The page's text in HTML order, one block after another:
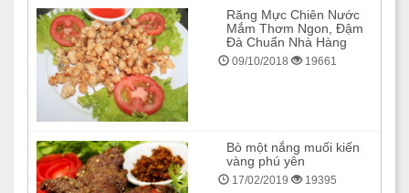
Răng Mực Chiên Nước
Mắm Thơm Ngon, Đậm
Đà Chuẩn Nhà Hàng
09/10/2018 19661
Bò một nắng muối kiến
vàng phú yên
17/02/2019 19395